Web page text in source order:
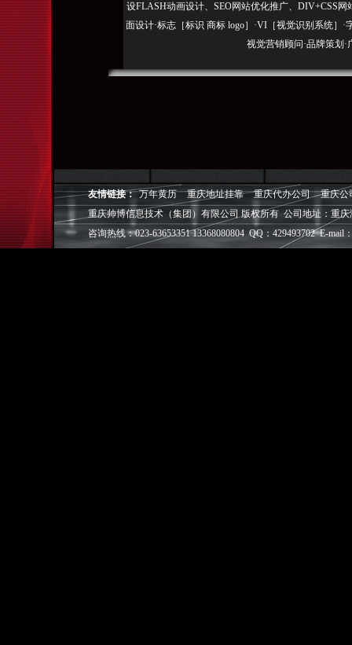
设FLASH动画设计、SEO网站优化推广、DIV+CSS
面设计·标志［标识 商标 logo］·VI［视觉识别系统］·
视觉营销顾问·品牌策划
成功,就等于
◎帅博——用灵魂来设计，我
◎帅博——网络营销
友情链接： 万年黄历 重庆地址挂靠 重庆代办公司
重庆公
重庆帅博信息技术（集团）有限公司 版权所有 公司地址：重
咨询热线：023-63653351 13368080804 QQ：429493702 E-mail